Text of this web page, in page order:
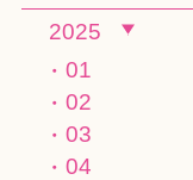
2025
01
02
03
04